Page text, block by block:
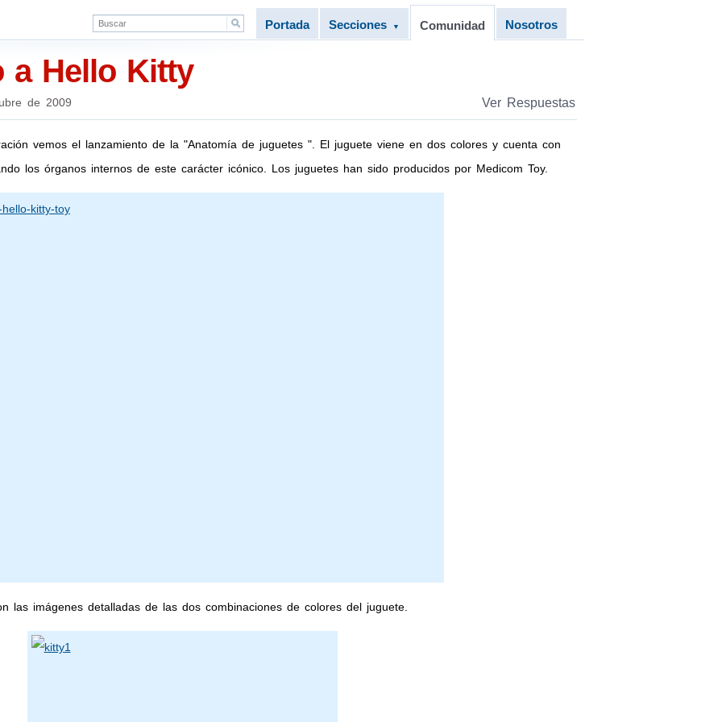
Portada Secciones ▼ Comunidad Nosotros
a Hello Kitty
de 2009 Ver Respuestas
vemos el lanzamiento de la "Anatomía de juguetes ". El juguete viene en dos colores y cuenta con
los órganos internos de este carácter icónico. Los juguetes han sido producidos por Medicom Toy.
las imágenes detalladas de las dos combinaciones de colores del juguete.